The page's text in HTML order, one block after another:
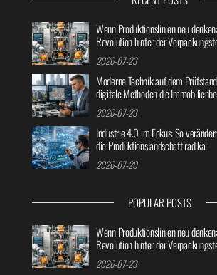
Wenn Produktionslinien neu
Revolution hinter der
2026-07-23
Moderne Technik auf dem
digitale Methoden die
2026-07-23
Industrie 4.0 im Fokus: So
die Produktionslandschaft radikal
2026-07-20
POPULAR POSTS
Wenn Produktionslinien neu
Revolution hinter der
2026-07-23